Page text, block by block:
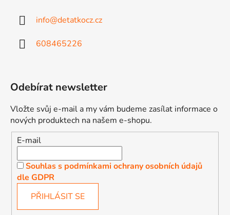
info@detatkocz.cz
608465226
Odebírat newsletter
Vložte svůj e-mail a my vám budeme zasílat informace o
nových produktech na našem e-shopu.
E-mail
Souhlas s podmínkami ochrany osobních údajů
dle GDPR
PŘIHLÁSIT SE